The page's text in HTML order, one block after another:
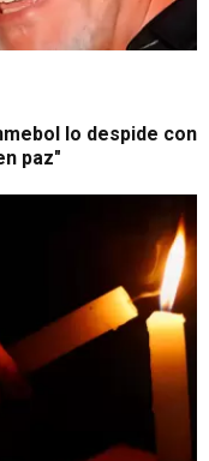
lo despide con
paz"